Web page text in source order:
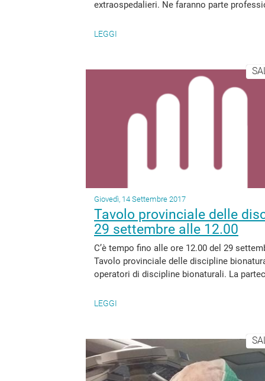
extraospedalieri. Ne faranno parte
LEGGI
Giovedì, 14 Settembre 2017
Tavolo provinciale delle
29 settembre alle 12.00
C’è tempo fino alle ore 12.00 del 29
Tavolo provinciale delle discipline
operatori di discipline bionaturali. La
LEGGI